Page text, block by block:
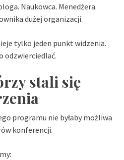
Naukowca. Menedżera.
dużej organizacji.
tylko jeden punkt widzenia.
odzwierciedlać.
stali się
programu nie byłaby możliwa
konferencji.